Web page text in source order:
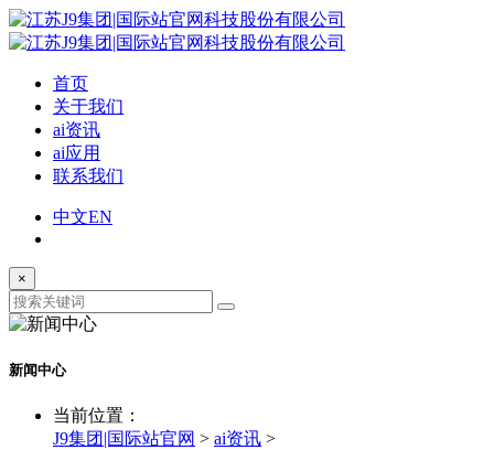
首页
关于我们
ai资讯
ai应用
联系我们
中文EN
×
新闻中心
当前位置：
J9集团|国际站官网 > ai资讯 >